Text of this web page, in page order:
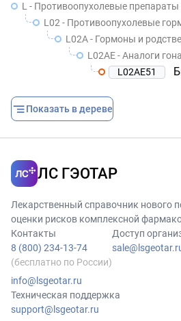
L - Противоопухолевые
L02 - Противоопухолевые
L02A - Гормоны и
L02AE - Аналоги
L02AE51
Показать в дереве
ЛС ГЭОТАР
Лекарственный справочник нового
оценки рисков комплексной
Контакты
8 (800) 234-13-74
(бесплатно по России)
info@lsgeotar.ru
Доступ
Техническая поддержка
support@lsgeotar.ru